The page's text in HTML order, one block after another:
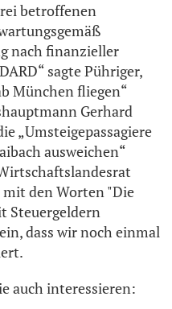
betroffenen
nach finanzieller
sagte Pühriger,
München fliegen“
Gerhard
„Umsteigepassagiere
ausweichen“
den Worten "Die
Steuergeldern
dass wir noch einmal
auch interessieren: